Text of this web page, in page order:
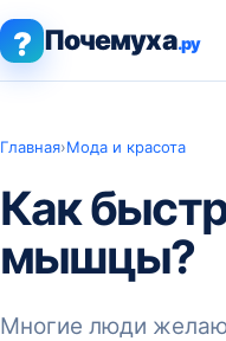
? Почемуха.ру
Главная›Мода и красота
Как
мышцы?
Многие люди